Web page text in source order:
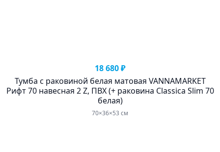
18 680 ₽
Тумба с раковиной белая матовая VANNAMARKET
Рифт 70 навесная 2 Z, ПВХ (+ раковина Classica Slim 70
белая)
70×36×53 см